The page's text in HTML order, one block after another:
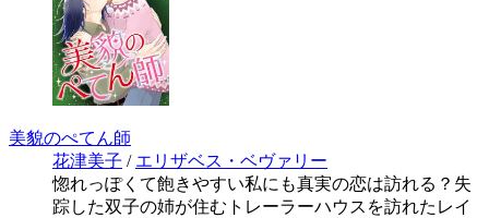
美貌のぺてん師
花津美子 / エリザベス・ベヴァリー
惚れっぽくて飽きやすい私にも真実の恋は訪れる？失
踪した双子の姉が住むトレーラーハウスを訪れたレイ